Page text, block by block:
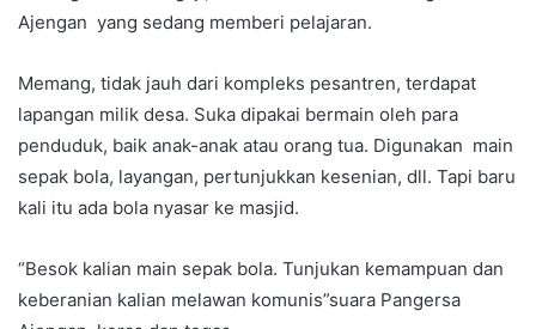
Ajengan yang sedang memberi pelajaran.
Memang, tidak jauh dari kompleks pesantren, terdapat
lapangan milik desa. Suka dipakai bermain oleh para
penduduk, baik anak-anak atau orang tua. Digunakan main
sepak bola, layangan, pertunjukkan kesenian, dll. Tapi baru
kali itu ada bola nyasar ke masjid.
“Besok kalian main sepak bola. Tunjukan kemampuan dan
keberanian kalian melawan komunis”suara Pangersa